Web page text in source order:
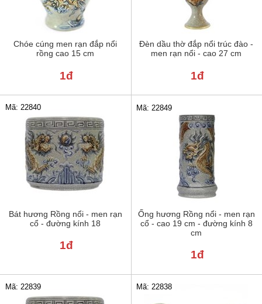
Chóe cúng men rạn đắp nổi
rồng cao 15 cm
1đ
Đèn dầu thờ đắp nổi trúc đào -
men rạn nổi - cao 27 cm
1đ
Bát hương Rồng nổi - men rạn
cổ - đường kính 18
Mã: 22840
1đ
Ống hương Rồng nổi - men rạn
cổ - cao 19 cm - đường kính 8
cm
Mã: 22849
1đ
Mã: 22839 Mã: 22838